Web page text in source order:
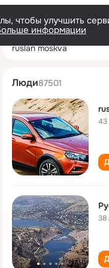
чтобы улучшить
информации
ruslan moskva
Люди87501
43
38